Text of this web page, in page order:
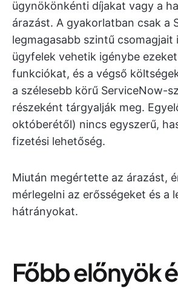
ügynökönkénti díjakat vagy a
árazást. A gyakorlatban csak a
legmagasabb szintű csomagjait
ügyfelek vehetik igénybe
funkciókat, és a végső
a szélesebb körű ServiceNow-
részeként tárgyalják meg.
októberétől) nincs egyszerű,
fizetési lehetőség.
Miután megértette az árazást,
mérlegelni az erősségeket és a
hátrányokat.
Főbb előnyök